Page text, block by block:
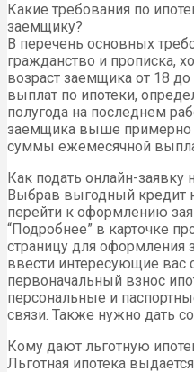
Какие требования по
заемщику?
В перечень основных
гражданство и прописка,
возраст заемщика от 18
выплат по ипотеки,
полугода на последнем
заемщика выше примерно
суммы ежемесячной
Как подать онлайн-заявку
Выбрав выгодный кредит
перейти к оформлению
“Подробнее” в карточке
страницу для оформления
ввести интересующие вас
первоначальный взнос
персональные и
связи. Также нужно дать
Кому дают льготную
Льготная ипотека